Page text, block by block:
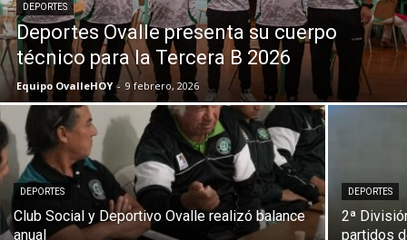
DEPORTES
Deportes Ovalle presenta su cuerpo
técnico para la Tercera B 2026
Equipo OvalleHOY - 9 febrero, 2026
DEPORTES
Club Social y Deportivo Ovalle realizó balance
anual
DEPORTES
2ª
partidos